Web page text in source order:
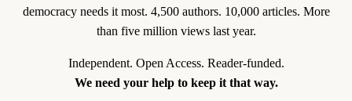
democracy needs it most. 4,500 authors. 10,000 articles. More
than five million views last year.
Independent. Open Access. Reader-funded.
We need your help to keep it that way.